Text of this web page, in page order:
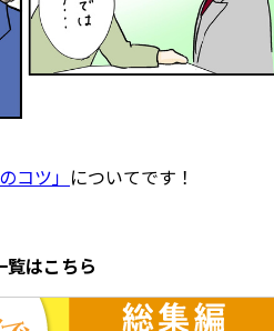
コツ」 についてです！
覧はこちら